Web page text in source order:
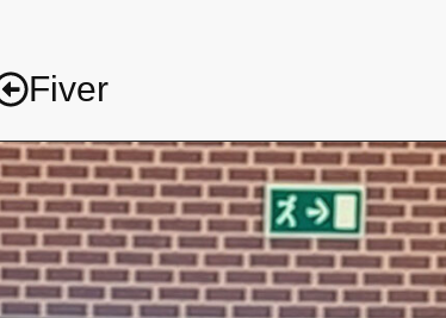
Fiver